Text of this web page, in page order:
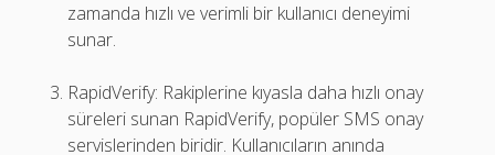
zamanda hızlı ve verimli bir kullanıcı deneyimi
sunar.
RapidVerify: Rakiplerine kıyasla daha hızlı onay
süreleri sunan RapidVerify, popüler SMS onay
servislerinden biridir. Kullanıcıların anında